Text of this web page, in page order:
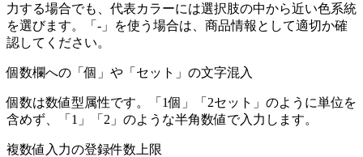
力する場合でも、代表カラーには選択肢の中から近い色系統
を選びます。「-」を使う場合は、商品情報として適切か確
認してください。
個数欄への「個」や「セット」の文字混入
個数は数値型属性です。「1個」「2セット」のように単位を
含めず、「1」「2」のような半角数値で入力します。
複数値入力の登録件数上限